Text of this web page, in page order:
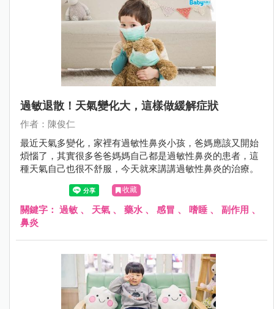
過敏退散！天氣變化大，這樣做緩解症狀
作者：陳俊仁
最近天氣多變化，家裡有過敏性鼻炎小孩，爸媽應該又開始
煩惱了，其實很多爸爸媽媽自己都是過敏性鼻炎的患者，這
種天氣自己也很不舒服，今天就來講講過敏性鼻炎的治療。
收藏
關鍵字： 過敏 、 天氣 、 藥水 、 感冒 、 嗜睡 、 副作用 、
鼻炎